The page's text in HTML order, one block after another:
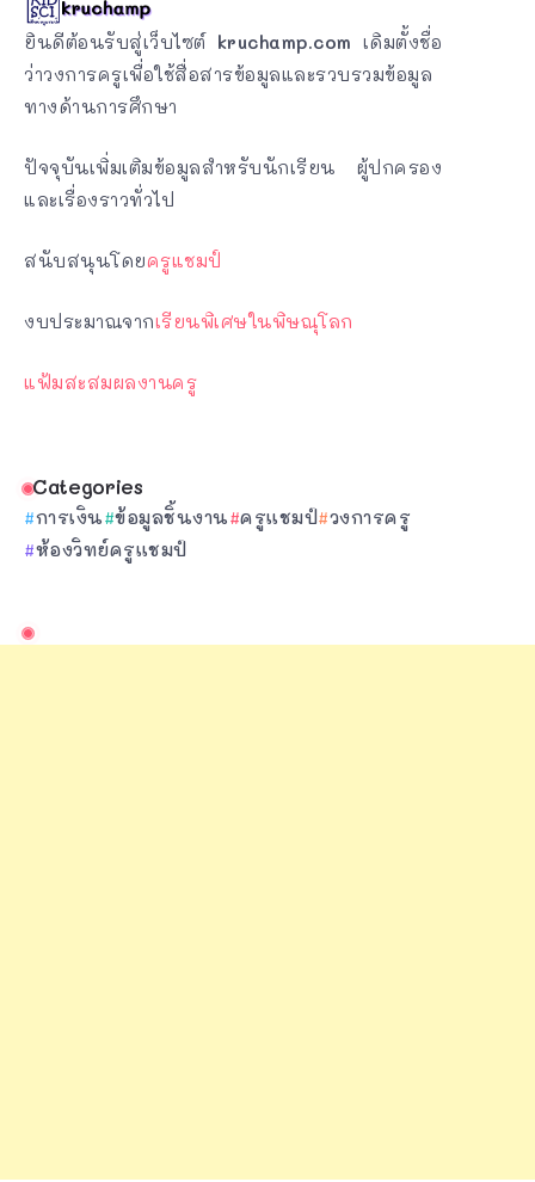
ยินดีต้อนรับสู่เว็บไซต์ kruchamp.com เดิมตั้งชื่อ
ว่าวงการครูเพื่อใช้สื่อสารข้อมูลและรวบรวมข้อมูล
ทางด้านการศึกษา
ปัจจุบันเพิ่มเติมข้อมูลสำหรับนักเรียน ผู้ปกครอง
และเรื่องราวทั่วไป
สนับสนุนโดยครูแชมป์
งบประมาณจากเรียนพิเศษในพิษณุโลก
แฟ้มสะสมผลงานครู
Categories
การเงิน ข้อมูลชิ้นงาน ครูแชมป์ วงการครู
ห้องวิทย์ครูแชมป์